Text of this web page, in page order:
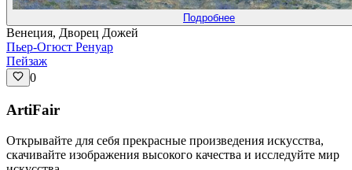
Подробнее
Венеция, Дворец Дожей
Пьер-Огюст Ренуар
Пейзаж
0
ArtiFair
Открывайте для себя прекрасные произведения искусства,
скачивайте изображения высокого качества и исследуйте мир